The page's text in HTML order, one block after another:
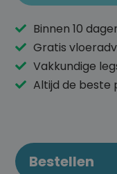
Binnen 10
Gratis
Vakkundige
Altijd de beste
Bestellen